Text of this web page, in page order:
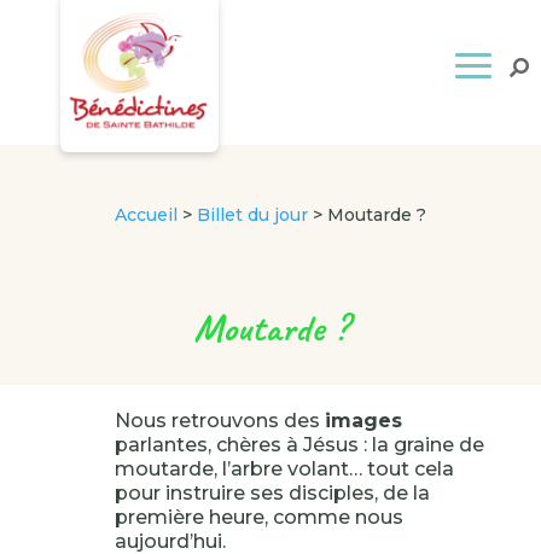
Accueil > Billet du jour> Moutarde ?
Moutarde ?
Nous retrouvons des images
parlantes, chères à Jésus : la graine de
moutarde, l’arbre volant… tout cela
pour instruire ses disciples, de la
première heure, comme nous
aujourd’hui.